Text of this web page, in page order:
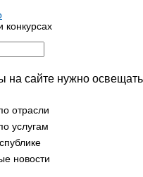
конкурсах
на сайте нужно
отрасли
услугам
новости